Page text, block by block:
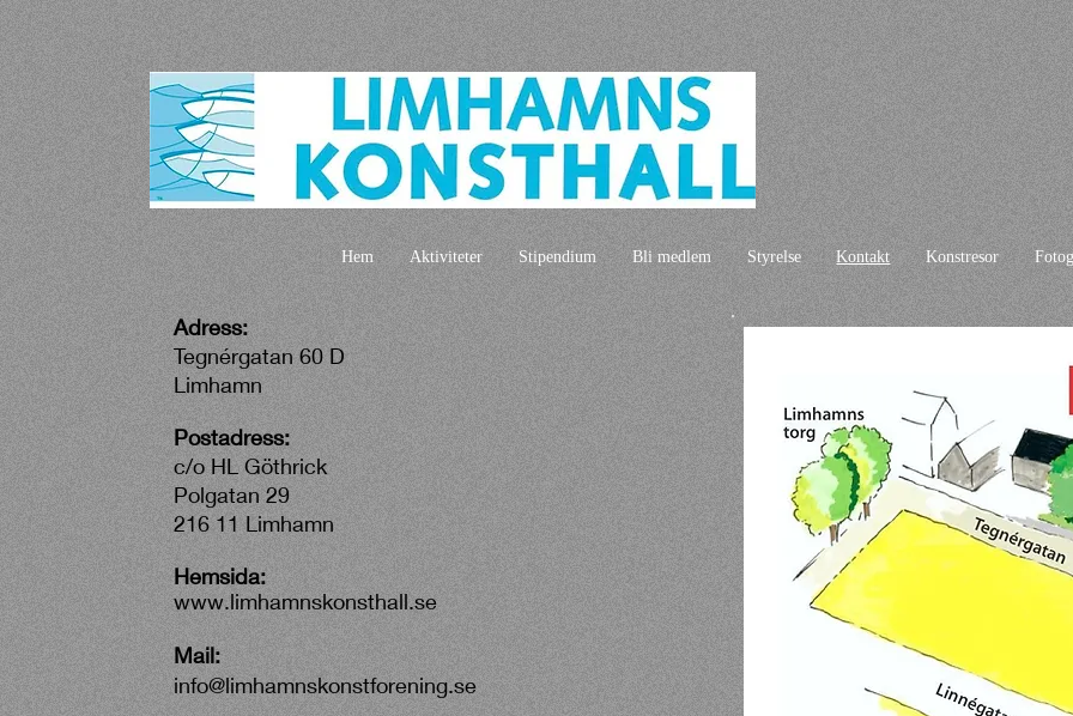
Hem Aktiviteter Stipendium Bli medlem Styrelse Kontakt Konstresor
Adress:
Tegnérgatan 60 D
Limhamn
Postadress:
c/o HL Göthrick
Polgatan 29
216 11 Limhamn
Hemsida:
www.limhamnskonsthall.se
Mail:
info@limhamnskonstforening.se